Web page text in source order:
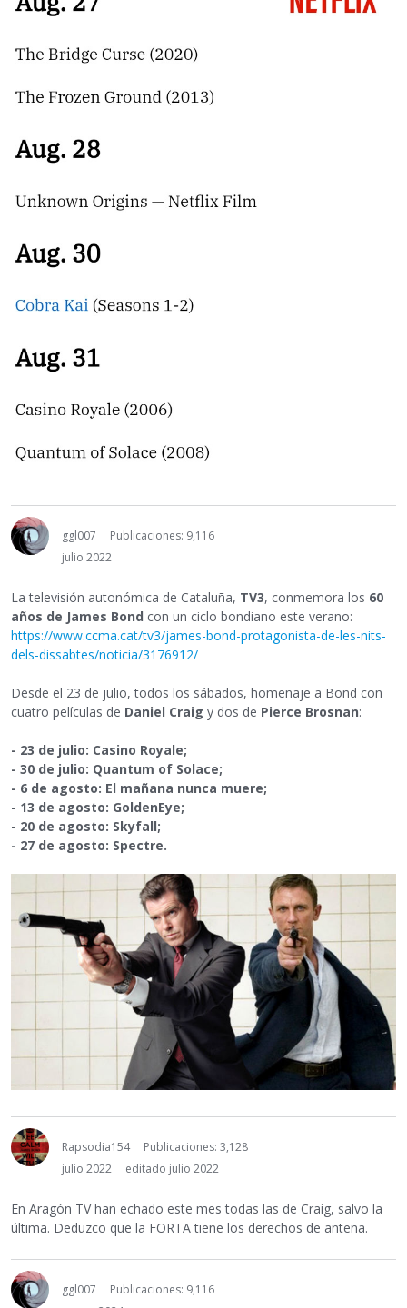
ggl007
Publicaciones: 9,116
julio 2022
La televisión autonómica de Cataluña, TV3, conmemora los 60
años de James Bond con un ciclo bondiano este verano:
https://www.ccma.cat/tv3/james-bond-protagonista-de-les-nits-
dels-dissabtes/noticia/3176912/
Desde el 23 de julio, todos los sábados, homenaje a Bond con
cuatro películas de Daniel Craig y dos de Pierce Brosnan:
- 23 de julio: Casino Royale;
- 30 de julio: Quantum of Solace;
- 6 de agosto: El mañana nunca muere;
- 13 de agosto: GoldenEye;
- 20 de agosto: Skyfall;
- 27 de agosto: Spectre.
Rapsodia154
Publicaciones: 3,128
julio 2022
editado julio 2022
En Aragón TV han echado este mes todas las de Craig, salvo la
última. Deduzco que la FORTA tiene los derechos de antena.
ggl007
Publicaciones: 9,116